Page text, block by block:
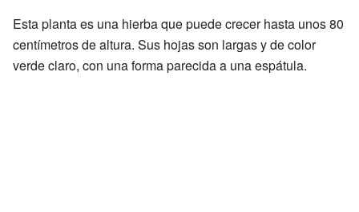
Esta planta es una hierba que puede crecer hasta unos 80
centímetros de altura. Sus hojas son largas y de color
verde claro, con una forma parecida a una espátula.